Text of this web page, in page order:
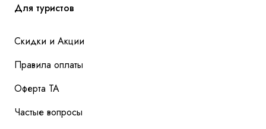
Для туристов
Скидки и Акции
Правила оплаты
Оферта ТА
Частые вопросы